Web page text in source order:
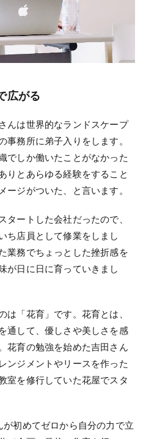
広がる
んは世界的なランドスケープ
事務所に弟子入りをします。
でしか働いたことがなかった
りとあらゆる経験をすること
ージがついた、と言います。
タートした会社だったので、
ち店員として修業をしまし
業務でちょっとした挫折感を
が日に日に育っていきまし
は「花育」です。花育とは、
通して、優しさや美しさを感
花育の勉強を始めた吉田さん
ンジメントやリースを作った
室を修行していた花屋でスタ
初めてゼロから自分の力で立